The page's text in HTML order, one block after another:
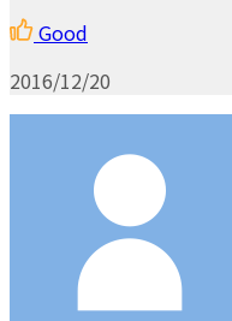
Good
2016/12/20